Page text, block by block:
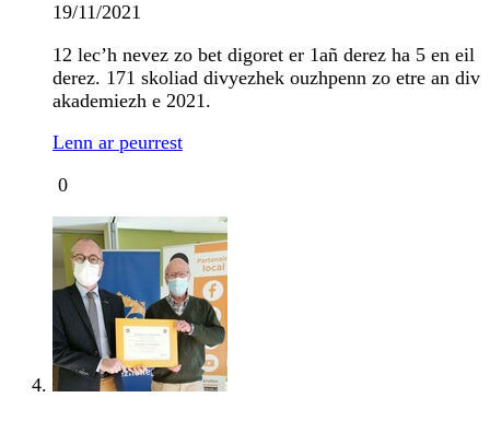
19/11/2021
12 lec’h nevez zo bet digoret er 1añ derez ha 5 en eil
derez. 171 skoliad divyezhek ouzhpenn zo etre an div
akademiezh e 2021.
Lenn ar peurrest
0